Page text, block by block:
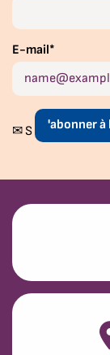
E-mail*
✉ S 'abonner